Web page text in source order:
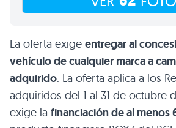
La oferta exige entregar al
vehículo de cualquier marca a
adquirido. La oferta aplica a los
adquiridos del 1 al 31 de octubre
exige la financiación de al menos